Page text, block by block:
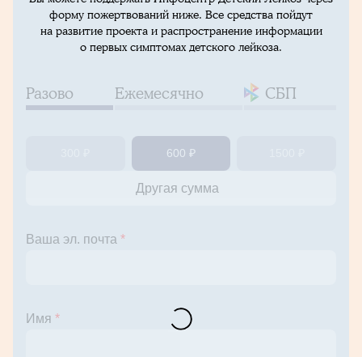
форму пожертвований ниже. Все средства пойдут
на развитие проекта и распространение информации
о первых симптомах детского лейкоза.
Разово Ежемесячно СБП
600 ₽
Ваша эл. почта *
Имя *